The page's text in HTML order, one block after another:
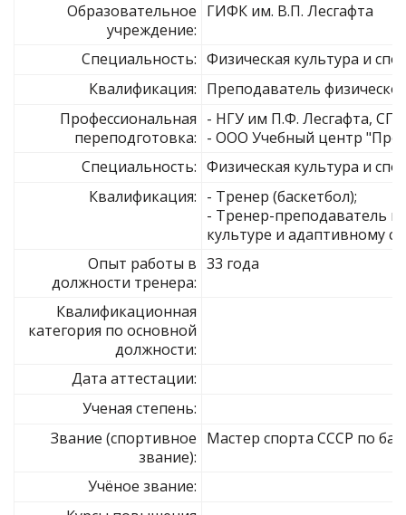
Образовательное
учреждение:
ГИФК им. В.П. Лесгафта
Специальность: Физическая культура и
Квалификация: Преподаватель
Профессиональная
переподготовка:
- НГУ им П.Ф. Лесгафта, СПБ
- ООО Учебный центр
Специальность: Физическая культура и
Квалификация: - Тренер (баскетбол);
- Тренер-преподаватель
культуре и адаптивному
Опыт работы в
должности тренера:
33 года
Квалификационная
категория по основной
должности:
Дата аттестации:
Ученая степень:
Звание (спортивное
звание):
Мастер спорта СССР по
Учёное звание: